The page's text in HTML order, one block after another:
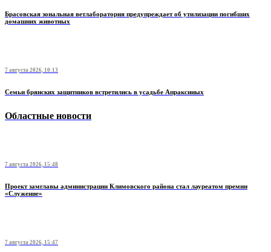
Брасовская зональная ветлаборатория предупреждает об утилизации погибших
домашних животных
7 августа 2026, 10:13
Семьи брянских защитников встретились в усадьбе Апраксиных
Областные новости
7 августа 2026, 15:48
Проект замглавы администрации Климовского района стал лауреатом премии
«Служение»
7 августа 2026, 15:47